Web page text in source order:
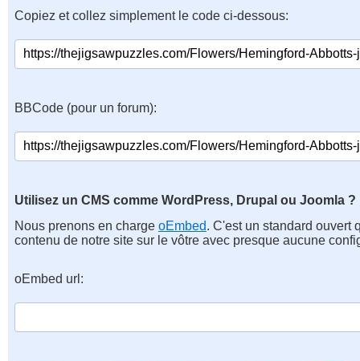
Copiez et collez simplement le code ci-dessous:
BBCode (pour un forum):
Utilisez un CMS comme WordPress, Drupal ou Joomla ?
Nous prenons en charge oEmbed. C'est un standard ouvert
contenu de notre site sur le vôtre avec presque aucune
oEmbed url: